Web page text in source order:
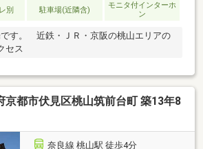
別 駐車場(近隣含)
モニタ付インターホ
ン
す。 近鉄・ＪＲ・京阪の桃山エリアの
セス
京都市伏見区桃山筑前台町 築13年8
奈良線 桃山駅 徒歩4分